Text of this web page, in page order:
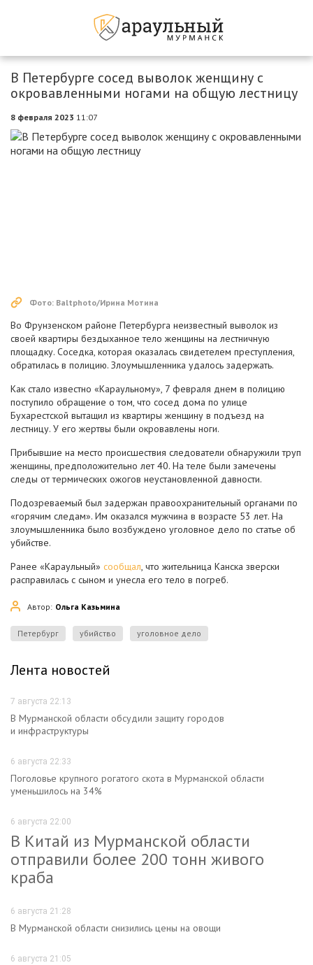
В Петербурге сосед выволок женщину с
окровавленными ногами на общую лестницу
8 февраля 2023 11:07
Фото: Baltphoto/Ирина Мотина
Во Фрунзенском районе Петербурга неизвестный выволок из
своей квартиры бездыханное тело женщины на лестничную
площадку. Соседка, которая оказалась свидетелем преступления,
обратилась в полицию. Злоумышленника удалось задержать.
Как стало известно «Караульному», 7 февраля днем в полицию
поступило обращение о том, что сосед дома по улице
Бухарестской вытащил из квартиры женщину в подъезд на
лестницу. У его жертвы были окровавлены ноги.
Прибывшие на место происшествия следователи обнаружили труп
женщины, предположительно лет 40. На теле были замечены
следы от термических ожогов неустановленной давности.
Подозреваемый был задержан правоохранительный органами по
«горячим следам». Им оказался мужчина в возрасте 53 лет. На
злоумышленника было возбуждено уголовное дело по статье об
убийстве.
Ранее «Караульный» сообщал, что жительница Канска зверски
расправилась с сыном и унесла его тело в погреб.
Автор: Ольга Казьмина
Петербург убийство уголовное дело
Лента новостей
7 августа 22:13
В Мурманской области обсудили защиту городов
и инфраструктуры
6 августа 22:33
Поголовье крупного рогатого скота в Мурманской области
уменьшилось на 34%
6 августа 22:00
В Китай из Мурманской области
отправили более 200 тонн живого
краба
6 августа 21:28
В Мурманской области снизились цены на овощи
6 августа 21:05